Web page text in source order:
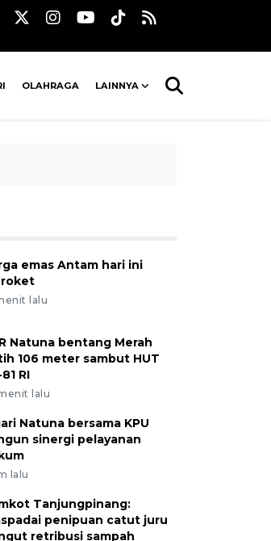
OLAHRAGA LAINNYA
emas Antam hari ini
lalu
Natuna bentang Merah
106 meter sambut HUT
RI
lalu
Natuna bersama KPU
sinergi pelayanan
lalu
Tanjungpinang:
penipuan catut juru
retribusi sampah